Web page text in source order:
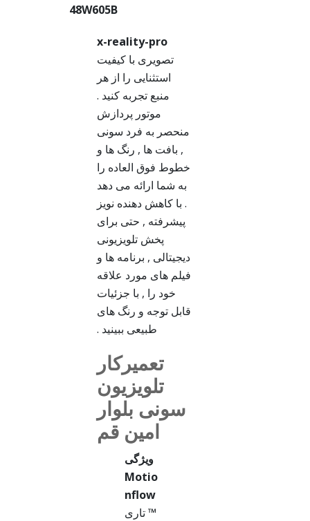
48W605B
x-reality-pro
تصویری با کیفیت
استثنایی را از هر
منبع تجربه کنید .
موتور پردازش
منحصر به فرد سونی
, بافت ها , رنگ ها و
خطوط فوق العاده را
به شما ارائه می دهد
. با کاهش دهنده نویز
پیشرفته , حتی برای
پخش تلویزیونی
دیجیتالی , برنامه ها و
فیلم های مورد علاقه
خود را , با جزئیات
قابل توجه و رنگ های
طبیعی ببینید .
تعمیرکار
تلویزیون
سونی بلوار
امین قم
ویژگی
Motio
nflow
™تاری